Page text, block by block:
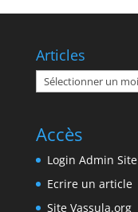
Articles
Articles
Accès
Login Admin Site
Ecrire un article
Site Vassula.org